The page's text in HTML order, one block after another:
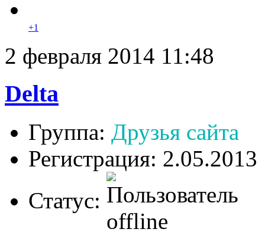
+1
2 февраля 2014 11:48
Delta
Группа: Друзья сайта
Регистрация: 2.05.2013
Статус: